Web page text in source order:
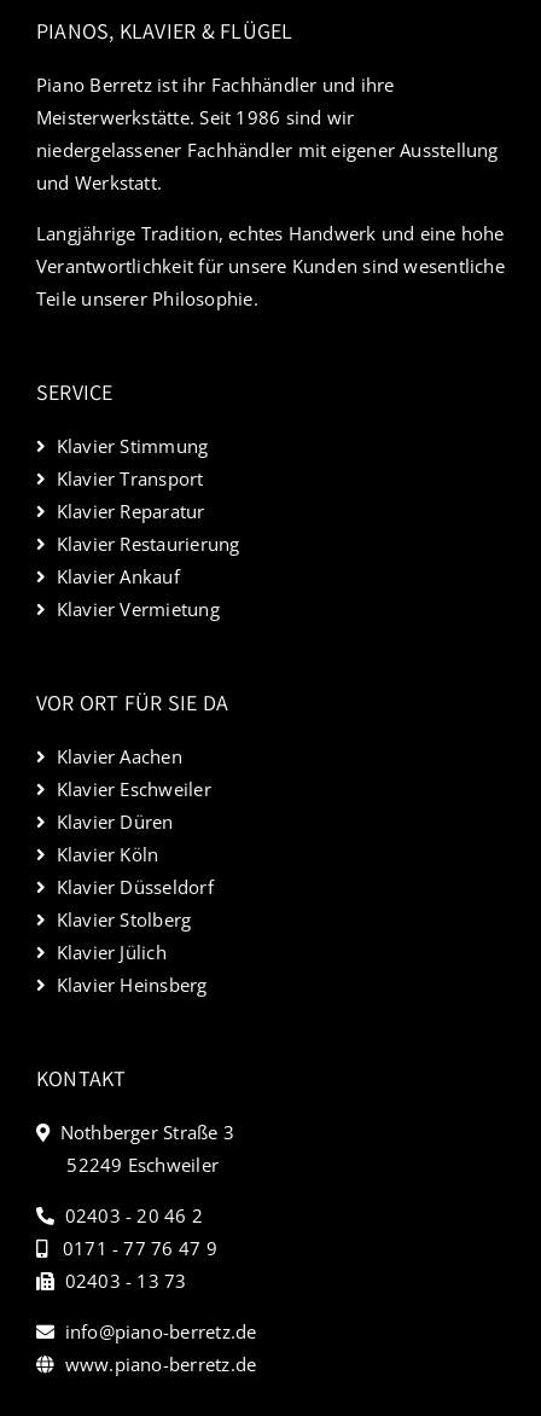
PIANOS, KLAVIER & FLÜGEL
Piano Berretz ist ihr Fachhändler und ihre
Meisterwerkstätte. Seit 1986 sind wir
niedergelassener Fachhändler mit eigener Ausstellung
und Werkstatt.
Langjährige Tradition, echtes Handwerk und eine hohe
Verantwortlichkeit für unsere Kunden sind wesentliche
Teile unserer Philosophie.
SERVICE
Klavier Stimmung
Klavier Transport
Klavier Reparatur
Klavier Restaurierung
Klavier Ankauf
Klavier Vermietung
VOR ORT FÜR SIE DA
Klavier Aachen
Klavier Eschweiler
Klavier Düren
Klavier Köln
Klavier Düsseldorf
Klavier Stolberg
Klavier Jülich
Klavier Heinsberg
KONTAKT
Nothberger Straße 3
52249 Eschweiler
02403 - 20 46 2
0171 - 77 76 47 9
02403 - 13 73
info@piano-berretz.de
www.piano-berretz.de